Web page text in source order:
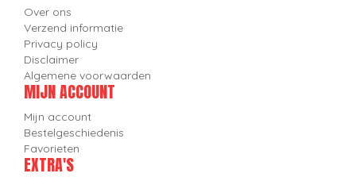
Over ons
Verzend informatie
Privacy policy
Disclaimer
Algemene voorwaarden
MIJN ACCOUNT
Mijn account
Bestelgeschiedenis
Favorieten
EXTRA'S